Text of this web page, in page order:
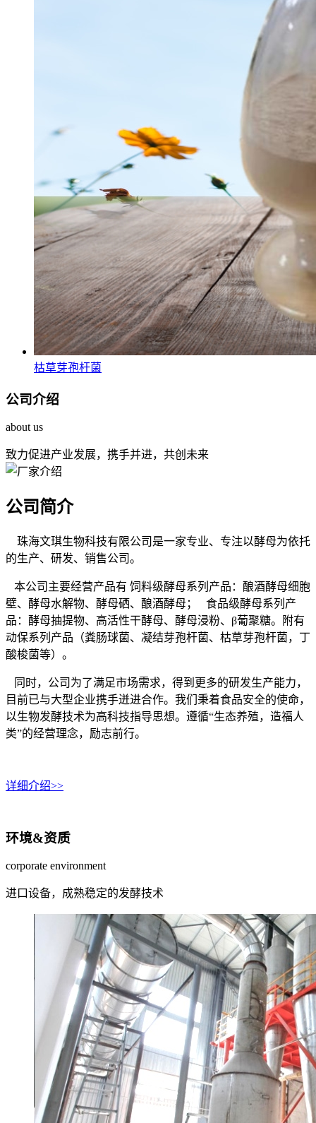
枯草芽孢杆菌
公司介绍
about us
致力促进产业发展，携手并进，共创未来
公司简介
珠海文琪生物科技有限公司是一家专业、专注以酵母为依托
的生产、研发、销售公司。
本公司主要经营产品有 饲料级酵母系列产品：酿酒酵母细胞
壁、酵母水解物、酵母硒、酿酒酵母； 食品级酵母系列产
品：酵母抽提物、高活性干酵母、酵母浸粉、β葡聚糖。附有
动保系列产品（粪肠球菌、凝结芽孢杆菌、枯草芽孢杆菌，丁
酸梭菌等）。
同时，公司为了满足市场需求，得到更多的研发生产能力，
目前已与大型企业携手迸进合作。我们秉着食品安全的使命，
以生物发酵技术为高科技指导思想。遵循“生态养殖，造福人
类”的经营理念，励志前行。
详细介绍>>
环境&资质
corporate environment
进口设备，成熟稳定的发酵技术